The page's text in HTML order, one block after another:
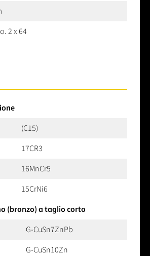
2 x 64
(C15)
17CR3
16MnCr5
15CrNi6
(bronzo) a taglio corto
G-CuSn7ZnPb
G-CuSn10Zn